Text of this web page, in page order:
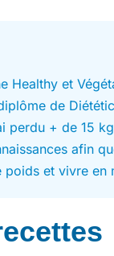
Healthy et
de
perdu + de 15
afin
et vivre en